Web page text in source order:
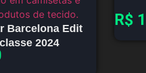
Barcelona Edit
2024
R$